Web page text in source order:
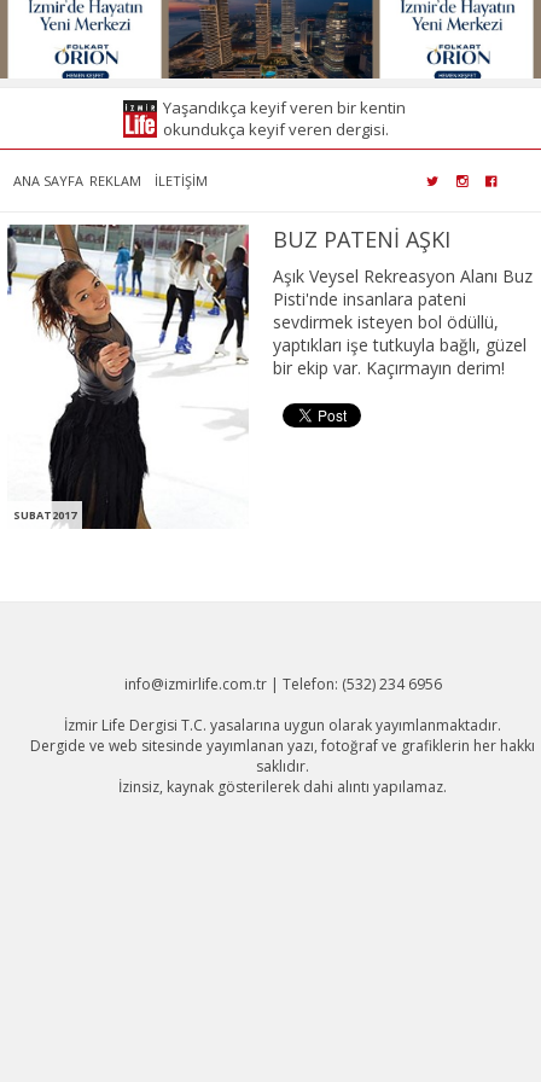
Yaşandıkça keyif veren bir kentin
okundukça keyif veren dergisi.
ANA SAYFA REKLAM İLETİŞİM
SUBAT2017
BUZ PATENİ AŞKI
Aşık Veysel Rekreasyon Alanı Buz
Pisti'nde insanlara pateni
sevdirmek isteyen bol ödüllü,
yaptıkları işe tutkuyla bağlı, güzel
bir ekip var. Kaçırmayın derim!
info@izmirlife.com.tr | Telefon: (532) 234 6956
İzmir Life Dergisi T.C. yasalarına uygun olarak yayımlanmaktadır.
Dergide ve web sitesinde yayımlanan yazı, fotoğraf ve grafiklerin her hakkı
saklıdır.
İzinsiz, kaynak gösterilerek dahi alıntı yapılamaz.